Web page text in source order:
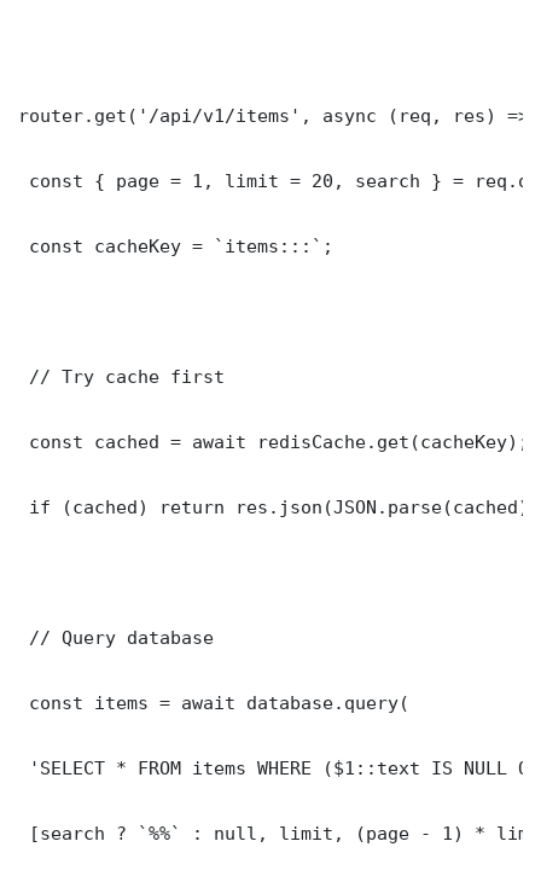
router.get('/api/v1/items', async (req, res) =>
const { page = 1, limit = 20, search } =
const cacheKey = `items:::`;
// Try cache first
const cached = await redisCache.get(cacheKey);
if (cached) return
// Query database
const items = await database.query(
'SELECT * FROM items WHERE ($1::text IS NULL
[search ? `%%` : null, limit, (page - 1) *